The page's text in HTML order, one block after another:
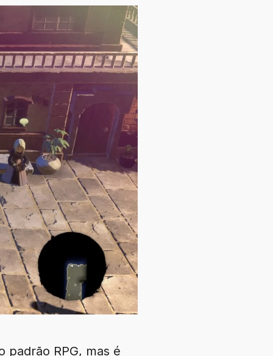
padrão RPG, mas é